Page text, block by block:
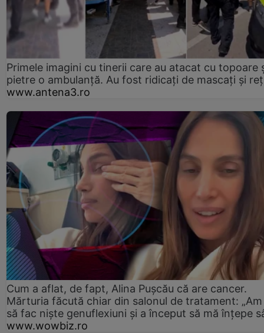
Primele imagini cu tinerii care au atacat cu topoare
pietre o ambulanță. Au fost ridicați de mascați și
www.antena3.ro
Cum a aflat, de fapt, Alina Pușcău că are cancer.
Mărturia făcută chiar din salonul de tratament:
să fac niște genuflexiuni și a început să mă înțepe
www.wowbiz.ro